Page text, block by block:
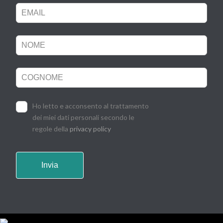
field
Ho letto e acconsento al trattamento
dei miei dati personali secondo le
regole della privacy policy
Invia